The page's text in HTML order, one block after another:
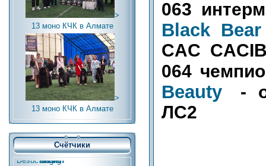
>
13 моно КЧК в Алмате
>
13 моно КЧК в Алмате
Счётчики
063
Black
CAC
064
Beauty
-
ЛС2